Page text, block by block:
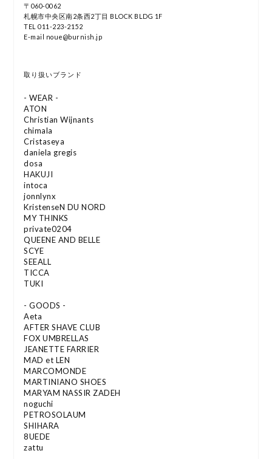
〒060-0062
札幌市中央区南2条西2丁目 BLOCK BLDG 1F
TEL 011-223-2152
E-mail noue@burnish.jp
取り扱いブランド
- WEAR -
ATON
Christian Wijnants
chimala
Cristaseya
daniela gregis
dosa
HAKUJI
intoca
jonnlynx
KristenseN DU NORD
MY THINKS
private0204
QUEENE AND BELLE
SCYE
SEEALL
TICCA
TUKI
- GOODS -
Aeta
AFTER SHAVE CLUB
FOX UMBRELLAS
JEANETTE FARRIER
MAD et LEN
MARCOMONDE
MARTINIANO SHOES
MARYAM NASSIR ZADEH
noguchi
PETROSOLAUM
SHIHARA
8UEDE
zattu